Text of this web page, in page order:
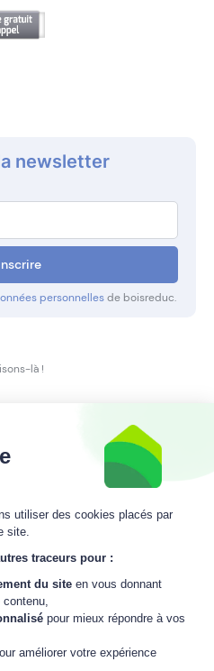
utiliser des cookies placés par
site.
traceurs pour :
du site en vous donnant
pour mieux répondre à vos
améliorer votre expérience
newsletter
personnellesde boisreduc.
là !